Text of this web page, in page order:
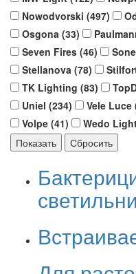
Nowodvorski (497)
Osgona (33)
Seven Fires (46)
Stellanova (78)
TK Lighting (83)
Uniel (234) Vele Luce
Volpe (41) Wedo